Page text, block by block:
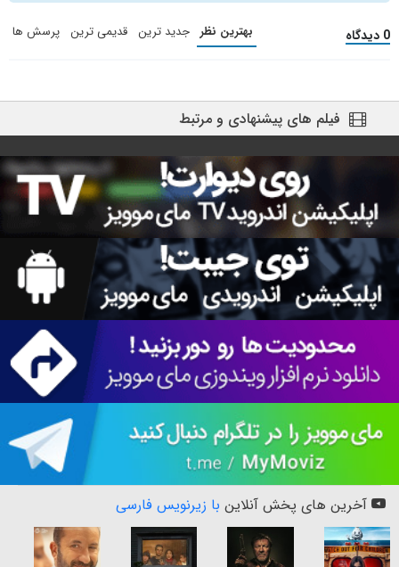
0 دیدگاه بهترین نظر جدید ترین قدیمی ترین پرسش ها
فیلم های پیشنهادی و مرتبط
آخرین های پخش آنلاین با زیرنویس فارسی